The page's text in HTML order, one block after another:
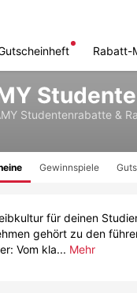
Rabatt-
Studentenrabatte &
Gewinnspiele
für deinen
gehört zu den
Vom kla... Mehr